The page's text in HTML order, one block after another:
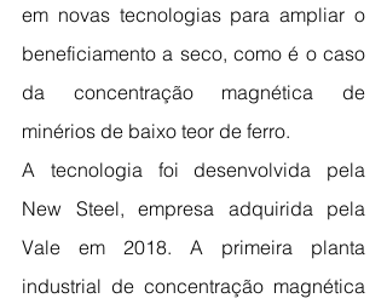
em novas tecnologias para ampliar o
beneficiamento a seco, como é o caso
da concentração magnética de
minérios de baixo teor de ferro.
A tecnologia foi desenvolvida pela
New Steel, empresa adquirida pela
Vale em 2018. A primeira planta
industrial de concentração magnética